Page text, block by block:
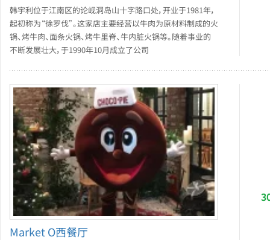
韩宇利位于江南区的论岘洞岛山十字路口处，开业于1981年，
起初称为“徐罗伐”。这家店主要经营以牛肉为原材料制成的火
锅、烤牛肉、面条火锅、烤牛里脊、牛内脏火锅等。随着事业的
不断发展壮大，于1990年10月成立了公司
Market O西餐厅